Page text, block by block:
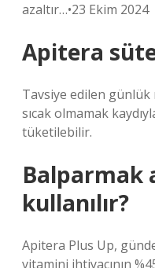
azaltır…•23 Ekim 2024
Apitera süte
Tavsiye edilen
sıcak olmamak
tüketilebilir.
Balparmak
kullanılır?
Apitera Plus Up,
vitamini ihtiyacının